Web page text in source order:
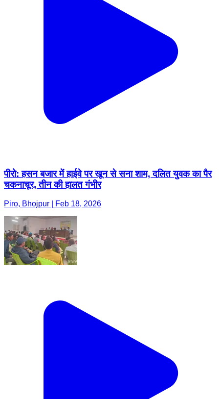
पीरो: हसन बजार में हाईवे पर खून से सना शाम, दलित युवक का पैर
चकनाचूर, तीन की हालत गंभीर
Piro, Bhojpur | Feb 18, 2026